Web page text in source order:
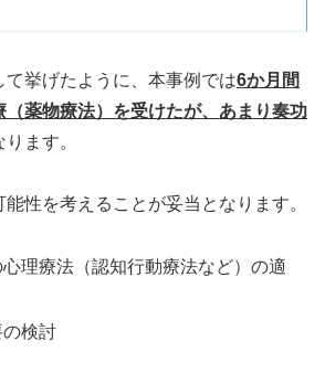
て挙げたように、本事例では6か月間
（薬物療法）を受けたが、あまり奏功
ります。
性を考えることが妥当となります。
理療法（認知行動療法など）の適
検討